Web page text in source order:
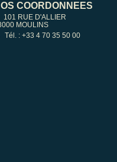
COORDONNÉES
101 RUE D'ALLIER
MOULINS
Tél. : +33 4 70 35 50 00